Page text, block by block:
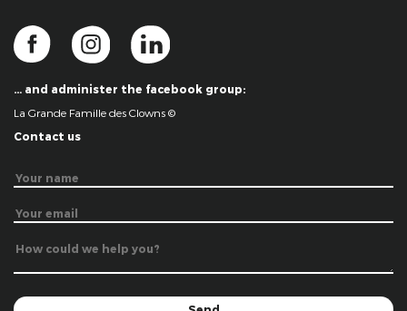
… and administer the facebook group:
La Grande Famille des Clowns ©
Contact us